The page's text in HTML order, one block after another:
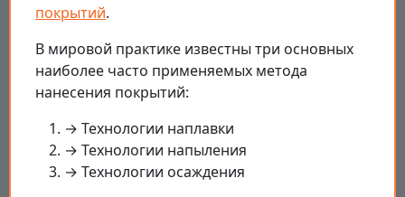
покрытий.
В мировой практике известны три основных
наиболее часто применяемых метода
нанесения покрытий:
→ Технологии наплавки
→ Технологии напыления
→ Технологии осаждения